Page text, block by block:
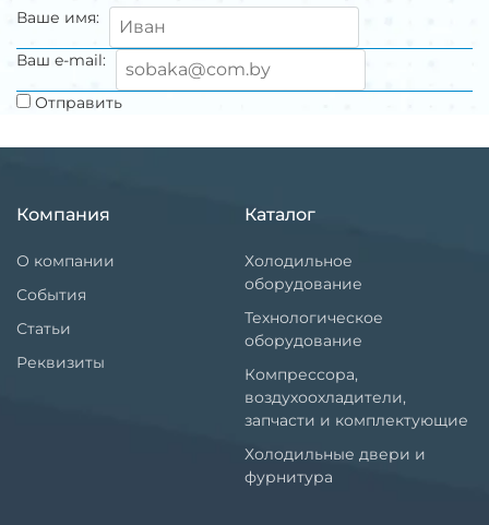
Ваше имя:
Ваш e-mail:
Отправить
Компания
О компании
События
Статьи
Реквизиты
Каталог
Холодильное
оборудование
Технологическое
оборудование
Компрессора,
воздухоохладители,
запчасти и комплектующие
Холодильные двери и
фурнитура